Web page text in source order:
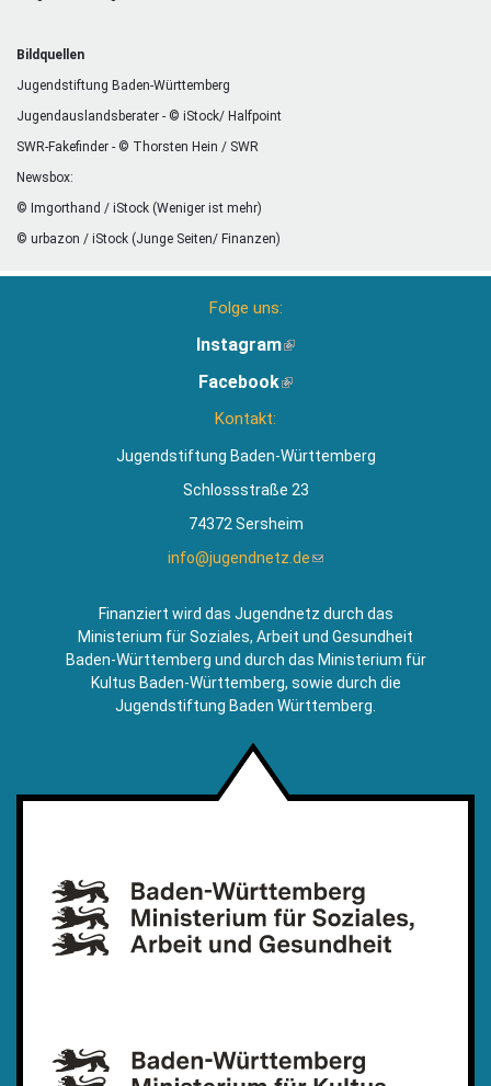
Bildquellen
Jugendstiftung Baden-Württemberg
Jugendauslandsberater - © iStock/ Halfpoint
SWR-Fakefinder - © Thorsten Hein / SWR
Newsbox:
© Imgorthand / iStock (Weniger ist mehr)
© urbazon / iStock (Junge Seiten/ Finanzen)
Folge uns:
Instagram(Link
extern)
Facebook(Link
Kontakt:
Jugendstiftung Baden-Württemberg
Schlossstraße 23
74372 Sersheim
info@jugendnetz.de(Link
Mail)
Finanziert wird das Jugendnetz durch das
Ministerium für Soziales, Arbeit und Gesundheit
Baden-Württemberg und durch das Ministerium für
Kultus Baden-Württemberg, sowie durch die
Jugendstiftung Baden Württemberg.